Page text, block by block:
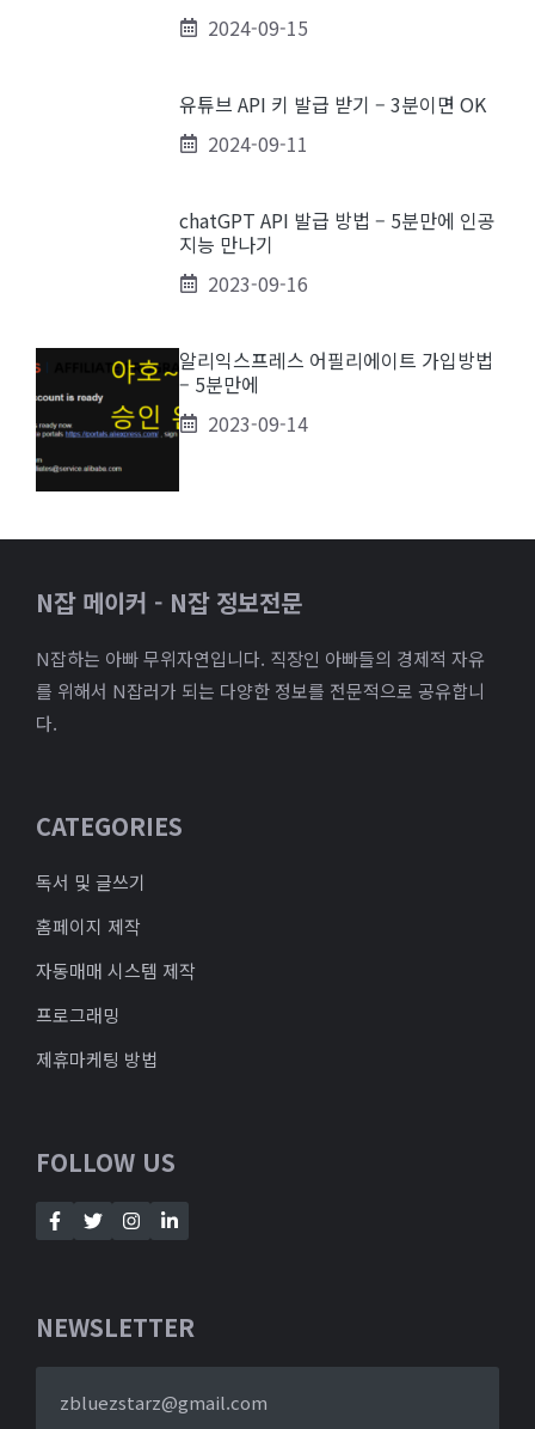
2024-09-15
유튜브 API 키 발급 받기 – 3분이면 OK
2024-09-11
chatGPT API 발급 방법 – 5분만에 인공
지능 만나기
2023-09-16
알리익스프레스 어필리에이트 가입방법
– 5분만에
2023-09-14
N잡 메이커 - N잡 정보전문
N잡하는 아빠 무위자연입니다. 직장인 아빠들의 경제적 자유
를 위해서 N잡러가 되는 다양한 정보를 전문적으로 공유합니
다.
CATEGORIES
독서 및 글쓰기
홈페이지 제작
자동매매 시스템 제작
프로그래밍
제휴마케팅 방법
FOLLOW US
NEWSLETTER
zbluezstarz@gmail.com